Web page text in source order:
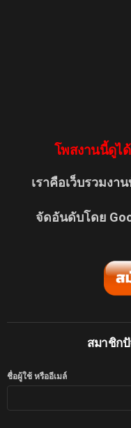
โพสงานนี้ดูไ
เราคือเว็บรวมงา
จัดอันดับโดย
สมาชิก
ชื่อผู้ใช้ หรืออีเมล์